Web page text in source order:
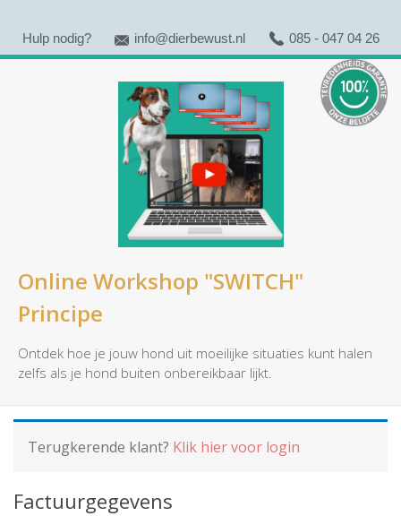
Hulp nodig? info@dierbewust.nl 085 - 047 04 26
Online Workshop "SWITCH"
Principe
Ontdek hoe je jouw hond uit moeilijke situaties kunt halen
zelfs als je hond buiten onbereikbaar lijkt.
Terugkerende klant? Klik hier voor login
Factuurgegevens